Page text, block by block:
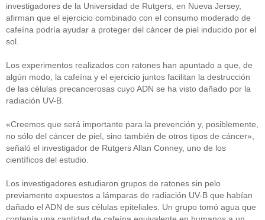
investigadores de la Universidad de Rutgers, en Nueva Jersey,
afirman que el ejercicio combinado con el consumo moderado de
cafeína podría ayudar a proteger del cáncer de piel inducido por el
sol.
Los experimentos realizados con ratones han apuntado a que, de
algún modo, la cafeína y el ejercicio juntos facilitan la destrucción
de las células precancerosas cuyo ADN se ha visto dañado por la
radiación UV-B.
«Creemos que será importante para la prevención y, posiblemente,
no sólo del cáncer de piel, sino también de otros tipos de cáncer»,
señaló el investigador de Rutgers Allan Conney, uno de los
científicos del estudio.
Los investigadores estudiaron grupos de ratones sin pelo
previamente expuestos a lámparas de radiación UV-B que habían
dañado el ADN de sus células epiteliales. Un grupo tomó agua que